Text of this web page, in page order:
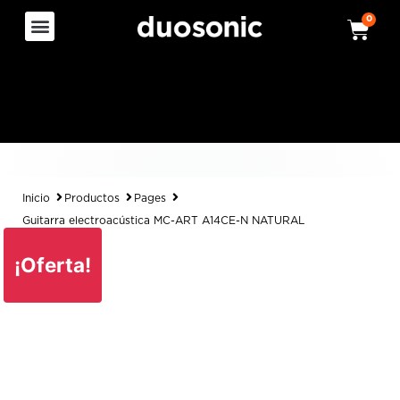
0
Inicio Productos Pages
Guitarra electroacústica MC-ART A14CE-N NATURAL
¡Oferta!